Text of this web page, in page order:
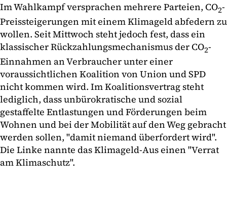
Im Wahlkampf versprachen mehrere Parteien, CO2-
Preissteigerungen mit einem Klimageld abfedern zu
wollen. Seit Mittwoch steht jedoch fest, dass ein
klassischer Rückzahlungsmechanismus der CO2-
Einnahmen an Verbraucher unter einer
voraussichtlichen Koalition von Union und SPD
nicht kommen wird. Im Koalitionsvertrag steht
lediglich, dass unbürokratische und sozial
gestaffelte Entlastungen und Förderungen beim
Wohnen und bei der Mobilität auf den Weg gebracht
werden sollen, "damit niemand überfordert wird".
Die Linke nannte das Klimageld-Aus einen "Verrat
am Klimaschutz".